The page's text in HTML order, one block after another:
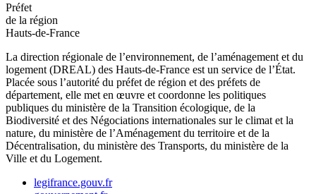
Préfet
de la région
Hauts-de-France
La direction régionale de l’environnement, de l’aménagement et du
logement (DREAL) des Hauts-de-France est un service de l’État.
Placée sous l’autorité du préfet de région et des préfets de
département, elle met en œuvre et coordonne les politiques
publiques du ministère de la Transition écologique, de la
Biodiversité et des Négociations internationales sur le climat et la
nature, du ministère de l’Aménagement du territoire et de la
Décentralisation, du ministère des Transports, du ministère de la
Ville et du Logement.
legifrance.gouv.fr